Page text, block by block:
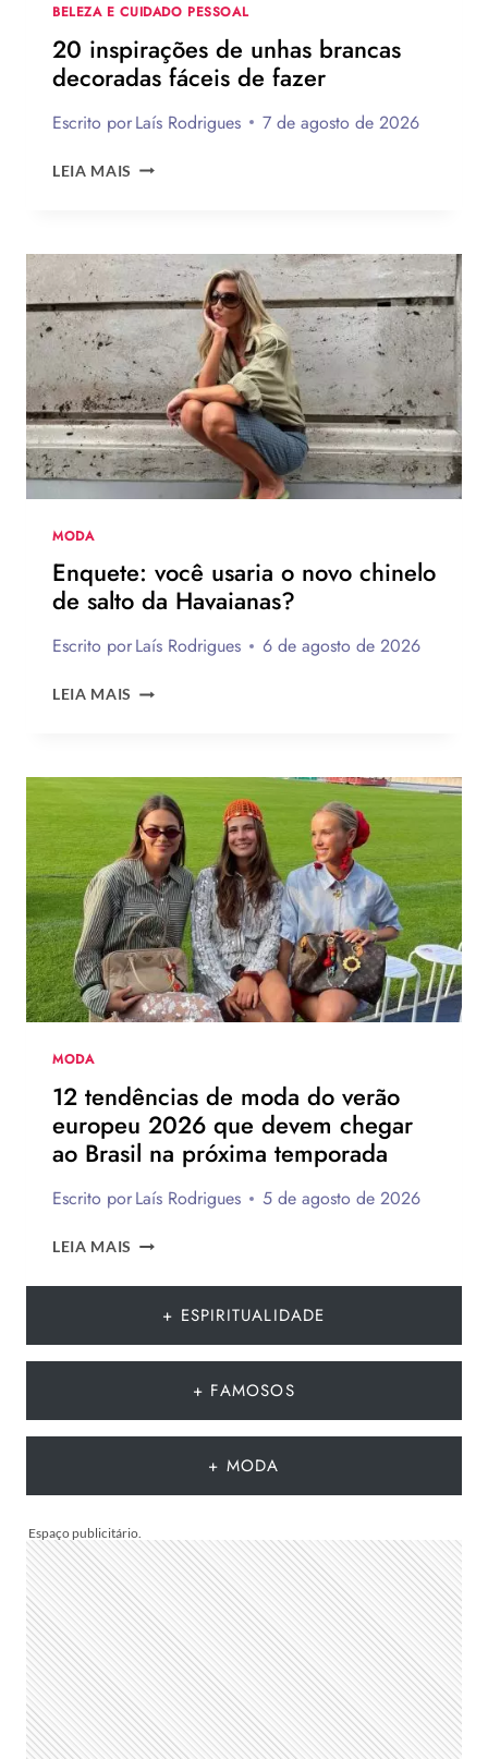
BELEZA E CUIDADO PESSOAL
20 inspirações de unhas brancas
decoradas fáceis de fazer
Escrito porLaís Rodrigues 7 de agosto de 2026
LEIA MAIS
BRANCAS
DECORADAS
FÁCEIS
DE
FAZER
MODA
Enquete: você usaria o novo chinelo
de salto da Havaianas?
Escrito porLaís Rodrigues 6 de agosto de 2026
LEIA MAIS ENQUETE:
NOVO
CHINELO
DE
SALTO
DA
HAVAIANAS?
MODA
12 tendências de moda do verão
europeu 2026 que devem chegar
ao Brasil na próxima temporada
Escrito porLaís Rodrigues 5 de agosto de 2026
LEIA MAIS
DE
MODA
QUE
AO
NA
PRÓXIMA
TEMPORADA
+ ESPIRITUALIDADE
+ FAMOSOS
+ MODA